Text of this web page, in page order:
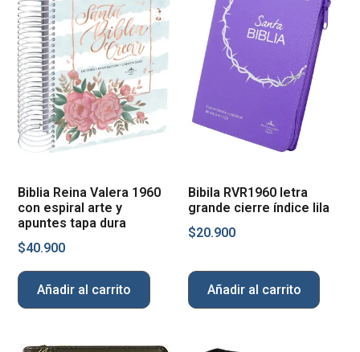
Biblia Reina Valera 1960
con espiral arte y
apuntes tapa dura
$40.900
Añadir al carrito
Bibila RVR1960 letra
grande cierre índice lila
$20.900
Añadir al carrito